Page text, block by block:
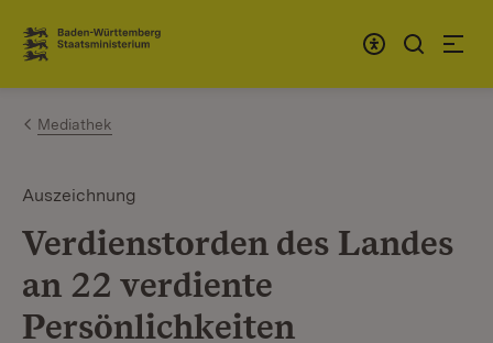
Zum Inhalt springen
Link zur Startseite
Mediathek
Auszeichnung
Verdienstorden des Landes
an 22 verdiente
Persönlichkeiten